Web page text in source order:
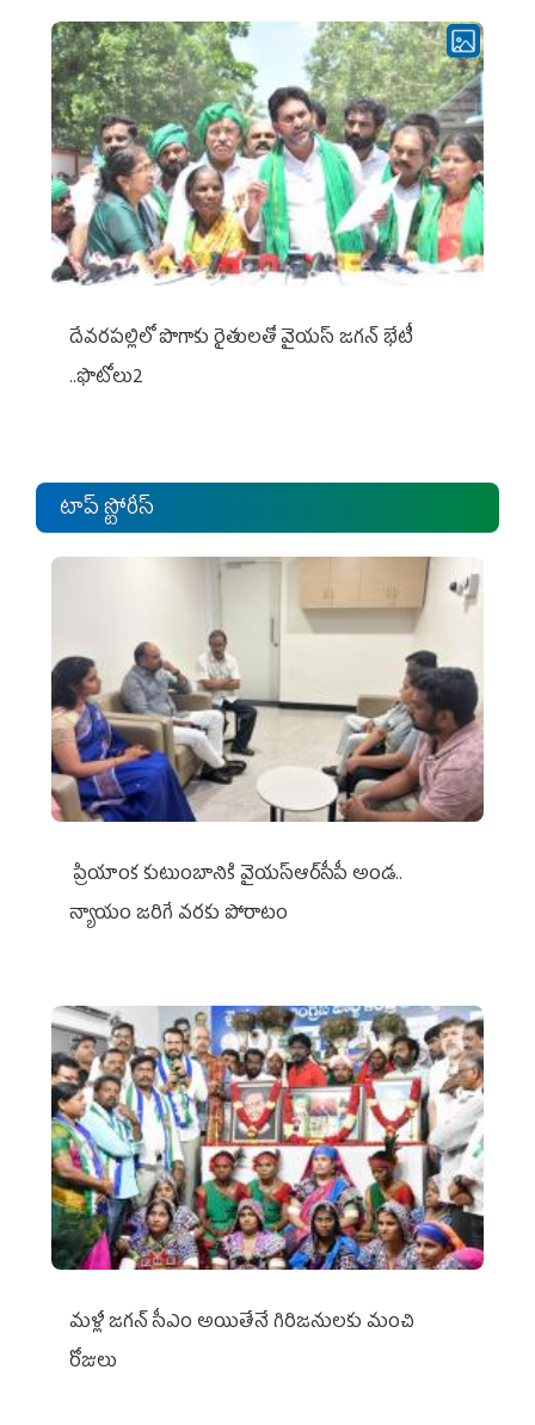
దేవరపల్లిలో పొగాకు రైతులతో వైయస్ జగన్ భేటీ
..ఫొటోలు2
టాప్ స్టోరీస్
ప్రియాంక కుటుంబానికి వైయ‌స్ఆర్‌సీపీ అండ..
న్యాయం జరిగే వరకు పోరాటం
మళ్లీ జగన్ సీఎం అయితేనే గిరిజనులకు మంచి
రోజులు